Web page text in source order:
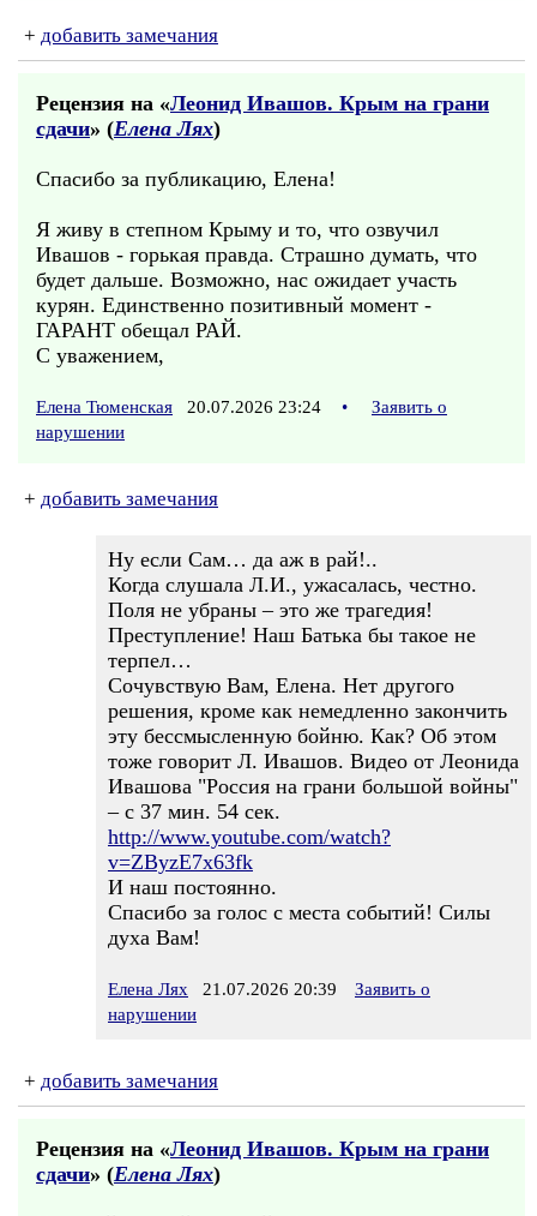
+ добавить замечания
Рецензия на «Леонид Ивашов. Крым на грани
сдачи» (Елена Лях)
Спасибо за публикацию, Елена!
Я живу в степном Крыму и то, что озвучил
Ивашов - горькая правда. Страшно думать, что
будет дальше. Возможно, нас ожидает участь
курян. Единственно позитивный момент -
ГАРАНТ обещал РАЙ.
С уважением,
Елена Тюменская 20.07.2026 23:24 •
Заявить о
нарушении
+ добавить замечания
Ну если Сам… да аж в рай!..
Когда слушала Л.И., ужасалась, честно.
Поля не убраны – это же трагедия!
Преступление! Наш Батька бы такое не
терпел…
Сочувствую Вам, Елена. Нет другого
решения, кроме как немедленно закончить
эту бессмысленную бойню. Как? Об этом
тоже говорит Л. Ивашов. Видео от Леонида
Ивашова "Россия на грани большой войны"
– с 37 мин. 54 сек.
http://www.youtube.com/watch?
v=ZByzE7x63fk
И наш постоянно.
Спасибо за голос с места событий! Силы
духа Вам!
Елена Лях 21.07.2026 20:39
Заявить о
нарушении
+ добавить замечания
Рецензия на «Леонид Ивашов. Крым на грани
сдачи» (Елена Лях)